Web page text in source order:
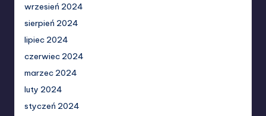
wrzesień 2024
sierpień 2024
lipiec 2024
czerwiec 2024
marzec 2024
luty 2024
styczeń 2024